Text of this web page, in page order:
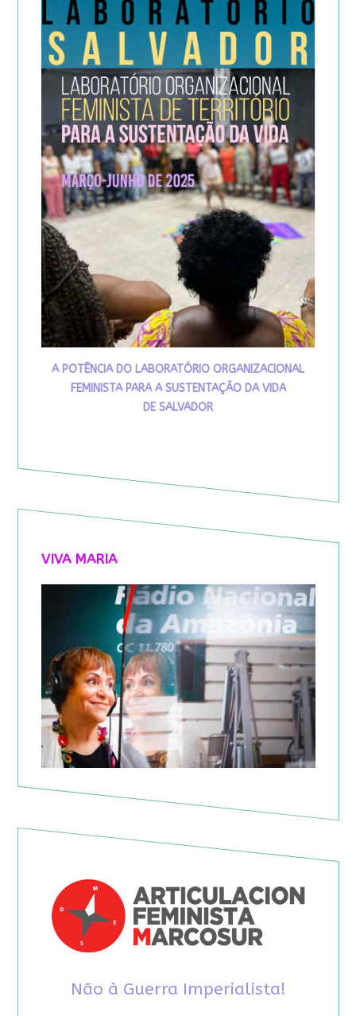
A POTÊNCIA DO LABORATÓRIO ORGANIZACIONAL
FEMINISTA PARA A SUSTENTAÇÃO DA VIDA
DE SALVADOR
VIVA MARIA
Não à Guerra Imperialista!